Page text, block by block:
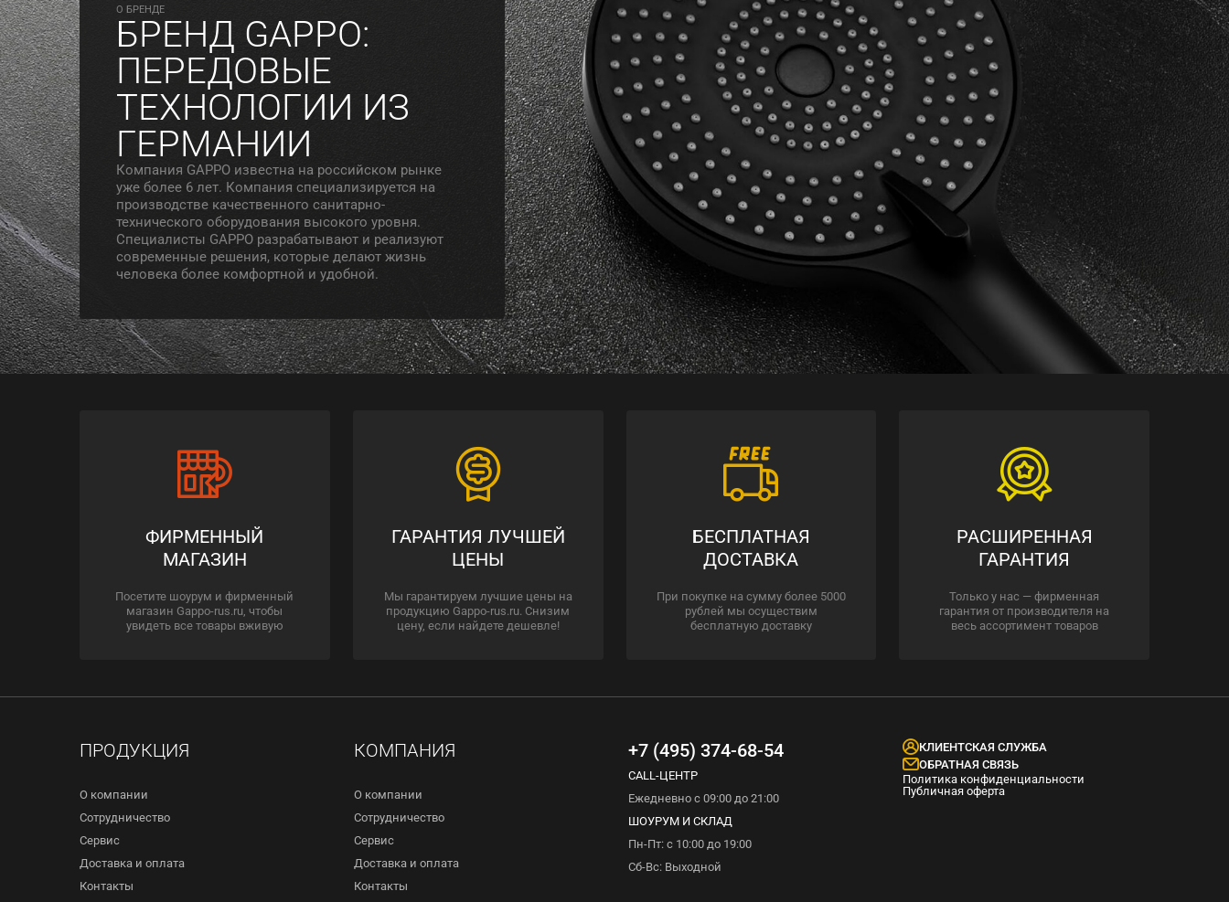
O БРЕНДЕ
БРЕНД GAPPO:
ПЕРЕДОВЫЕ
ТЕХНОЛОГИИ ИЗ
ГЕРМАНИИ
Компания GAPPO известна на российском рынке
уже более 6 лет. Компания специализируется на
производстве качественного санитарно-
технического оборудования высокого уровня.
Специалисты GAPPO разрабатывают и реализуют
современные решения, которые делают жизнь
человека более комфортной и удобной.
ФИРМЕННЫЙ
МАГАЗИН
Посетите шоурум и фирменный
магазин Gappo-rus.ru, чтобы
увидеть все товары вживую
ГАРАНТИЯ ЛУЧШЕЙ
ЦЕНЫ
Мы гарантируем лучшие цены на
продукцию Gappo-rus.ru. Снизим
цену, если найдете дешевле!
БЕСПЛАТНАЯ
ДОСТАВКА
При покупке на сумму более 5000
рублей мы осуществим
бесплатную доставку
РАСШИРЕННАЯ
ГАРАНТИЯ
Только у нас — фирменная
гарантия от производителя на
весь ассортимент товаров
ПРОДУКЦИЯ
О компании
Сотрудничество
Сервис
Доставка и оплата
Контакты
КОМПАНИЯ
О компании
Сотрудничество
Сервис
Доставка и оплата
Контакты
+7 (495) 374-68-54
CALL-ЦЕНТР
Ежедневно с 09:00 до 21:00
ШОУРУМ И СКЛАД
Пн-Пт: с 10:00 до 19:00
Сб-Вс: Выходной
КЛИЕНТСКАЯ СЛУЖБА
ОБРАТНАЯ СВЯЗЬ
Политика конфиденциальности
Публичная оферта